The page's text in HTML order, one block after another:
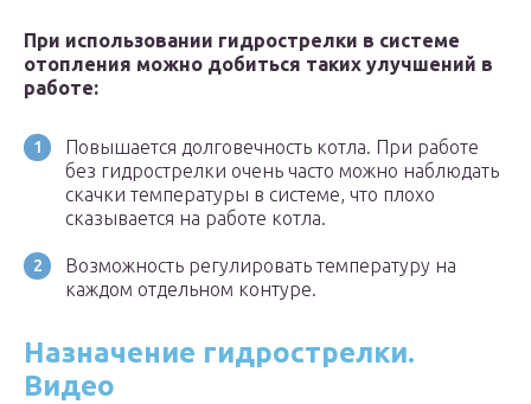
При использовании гидрострелки в системе
отопления можно добиться таких улучшений в
работе:
Повышается долговечность котла. При работе
без гидрострелки очень часто можно наблюдать
скачки температуры в системе, что плохо
сказывается на работе котла.
Возможность регулировать температуру на
каждом отдельном контуре.
Назначение гидрострелки.
Видео